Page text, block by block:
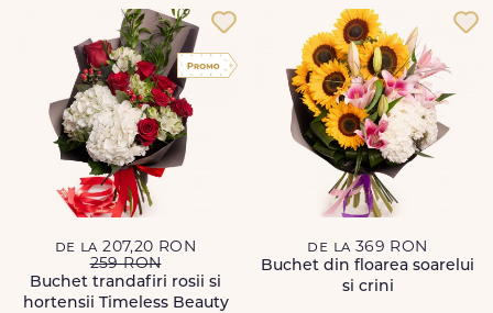
de la 207,20 RON
259 RON
Buchet trandafiri rosii si
hortensii Timeless Beauty
de la 369 RON
Buchet din floarea soarelui
si crini